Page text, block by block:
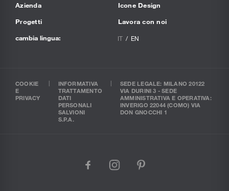
Azienda
Progetti
Icone Design
Lavora con noi
cambia lingua:
IT EN
COOKIE
E
PRIVACY
INFORMATIVA
TRATTAMENTO
DATI
PERSONALI
SALVIONI
S.P.A.
SEDE LEGALE: MILANO 20122
VIA DURINI 3 - SEDE
AMMINISTRATIVA E OPERATIVA:
INVERIGO 22044 (COMO) VIA
DON GNOCCHI 1
facebook
instagram
pinterest